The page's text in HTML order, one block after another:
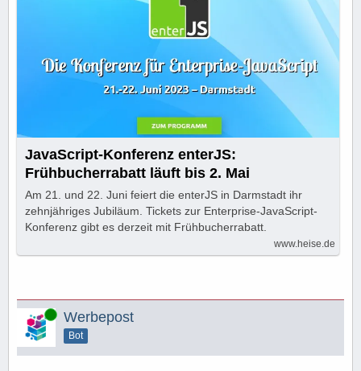
JavaScript-Konferenz enterJS:
Frühbucherrabatt läuft bis 2. Mai
Am 21. und 22. Juni feiert die enterJS in Darmstadt ihr
zehnjähriges Jubiläum. Tickets zur Enterprise-JavaScript-
Konferenz gibt es derzeit mit Frühbucherrabatt.
www.heise.de
Online Werbepost
Bot